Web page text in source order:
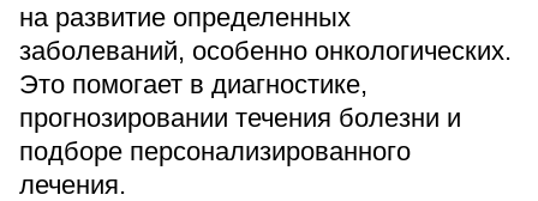
Санаторий-профилакторий
«Парус»
Адрес
399000, г. Липецк, Плехановское лесничество,
Ленинский лесхоз, квартал 67
на развитие определенных
заболеваний, особенно онкологических.
Это помогает в диагностике,
прогнозировании течения болезни и
подборе персонализированного
лечения.